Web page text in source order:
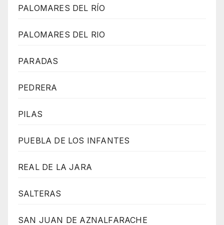
PALOMARES DEL RÍO
PALOMARES DEL RIO
PARADAS
PEDRERA
PILAS
PUEBLA DE LOS INFANTES
REAL DE LA JARA
SALTERAS
SAN JUAN DE AZNALFARACHE